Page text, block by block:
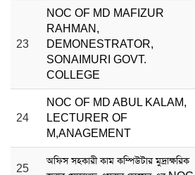
23
NOC OF MD MAFIZUR
RAHMAN,
DEMONESTRATOR,
SONAIMURI GOVT.
COLLEGE
24
NOC OF MD ABUL KALAM,
LECTURER OF
M,ANAGEMENT
25
অফিস সহকারী কাম কম্পিউটার মুদ্রাক্ষরিক